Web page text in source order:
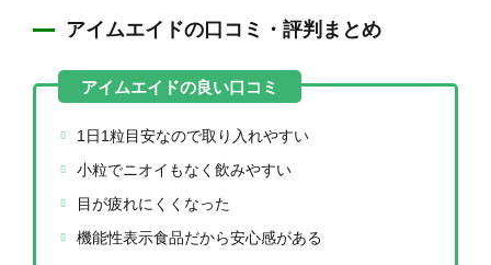
アイムエイドの口コミ・評判まとめ
1日1粒目安なので取り入れやすい
小粒でニオイもなく飲みやすい
目が疲れにくくなった
機能性表示食品だから安心感がある